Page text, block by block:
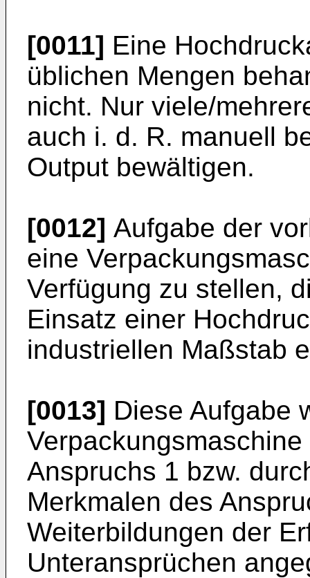
[0011] Eine
üblichen Mengen
nicht. Nur viele/
auch i. d. R. manuell
Output bewältigen.
[0012] Aufgabe der
eine
Verfügung zu stellen,
Einsatz einer
industriellen Maßstab
[0013] Diese Aufgabe
Anspruchs 1 bzw.
Merkmalen des
Weiterbildungen der
Unteransprüchen